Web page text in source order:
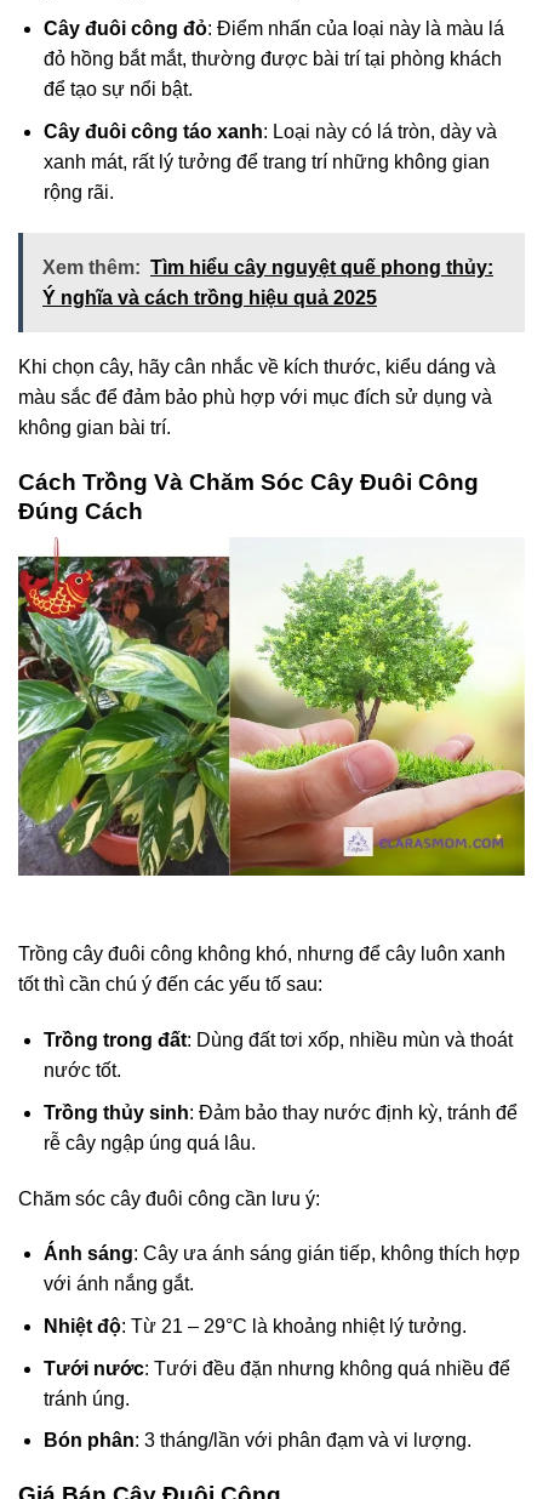
Cây đuôi công đỏ: Điểm nhấn của loại này là màu lá
đỏ hồng bắt mắt, thường được bài trí tại phòng khách
để tạo sự nổi bật.
Cây đuôi công táo xanh: Loại này có lá tròn, dày và
xanh mát, rất lý tưởng để trang trí những không gian
rộng rãi.
Xem thêm: Tìm hiểu cây nguyệt quế phong thủy:
Ý nghĩa và cách trồng hiệu quả 2025
Khi chọn cây, hãy cân nhắc về kích thước, kiểu dáng và
màu sắc để đảm bảo phù hợp với mục đích sử dụng và
không gian bài trí.
Cách Trồng Và Chăm Sóc Cây Đuôi Công
Đúng Cách
Trồng cây đuôi công không khó, nhưng để cây luôn xanh
tốt thì cần chú ý đến các yếu tố sau:
Trồng trong đất: Dùng đất tơi xốp, nhiều mùn và thoát
nước tốt.
Trồng thủy sinh: Đảm bảo thay nước định kỳ, tránh để
rễ cây ngập úng quá lâu.
Chăm sóc cây đuôi công cần lưu ý:
Ánh sáng: Cây ưa ánh sáng gián tiếp, không thích hợp
với ánh nắng gắt.
Nhiệt độ: Từ 21 – 29°C là khoảng nhiệt lý tưởng.
Tưới nước: Tưới đều đặn nhưng không quá nhiều để
tránh úng.
Bón phân: 3 tháng/lần với phân đạm và vi lượng.